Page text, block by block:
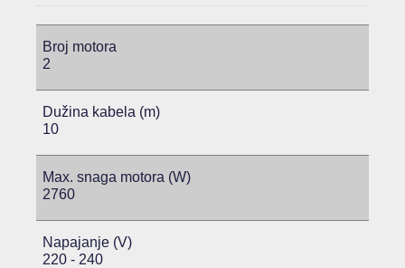
Broj motora
2
Dužina kabela (m)
10
Max. snaga motora (W)
2760
Napajanje (V)
220 - 240